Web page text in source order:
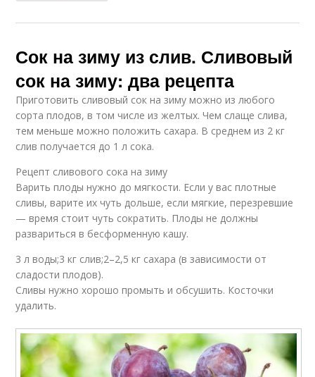
Сок на зиму из слив. Сливовый
сок на зиму: два рецепта
Приготовить сливовый сок на зиму можно из любого
сорта плодов, в том числе из желтых. Чем слаще слива,
тем меньше можно положить сахара. В среднем из 2 кг
слив получается до 1 л сока.
Рецепт сливового сока на зиму
Варить плоды нужно до мягкости. Если у вас плотные
сливы, варите их чуть дольше, если мягкие, перезревшие
— время стоит чуть сократить. Плоды не должны
развариться в бесформенную кашу.
3 л воды;3 кг слив;2–2,5 кг сахара (в зависимости от
сладости плодов).
Сливы нужно хорошо промыть и обсушить. Косточки
удалить.